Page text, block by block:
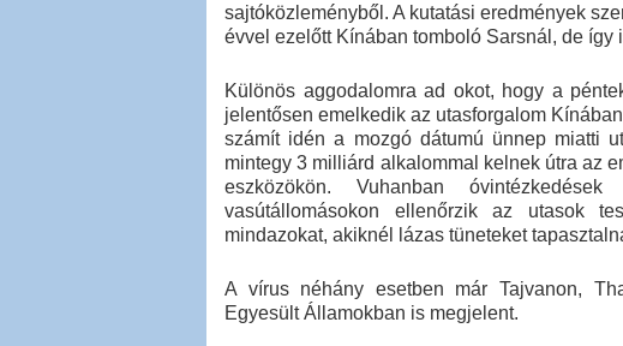
sajtóközleményből. A kutatási eredmények
évvel ezelőtt Kínában tomboló Sarsnál, de így
Különös aggodalomra ad okot, hogy a
jelentősen emelkedik az utasforgalom
számít idén a mozgó dátumú ünnep miatti
mintegy 3 milliárd alkalommal kelnek útra az
eszközökön. Vuhanban
vasútállomásokon ellenőrzik az utasok
mindazokat, akiknél lázas tüneteket
A vírus néhány esetben már Tajvanon,
Egyesült Államokban is megjelent.